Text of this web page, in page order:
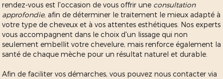
rendez-vous est l'occasion de vous offrir une consultation
approfondie, afin de déterminer le traitement le mieux adapté à
votre type de cheveux et à vos attentes esthétiques. Nos experts
vous accompagnent dans le choix d'un lissage qui non
seulement embellit votre chevelure, mais renforce également la
santé de chaque mèche pour un résultat naturel et durable.
Afin de faciliter vos démarches, vous pouvez nous contacter via